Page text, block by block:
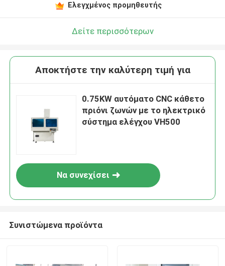
Ελεγχμένος προμηθευτής
Δείτε περισσότερων
Αποκτήστε την καλύτερη τιμή για
0.75KW αυτόματο CNC κάθετο
πριόνι ζωνών με το ηλεκτρικό
σύστημα ελέγχου VH500
Να συνεχίσει
Συνιστώμενα προϊόντα